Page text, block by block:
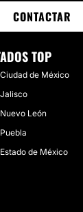
CONTACTAR
SOBRE
TOP
Ciudad de México
Jalisco
Nuevo León
Puebla
Estado de México